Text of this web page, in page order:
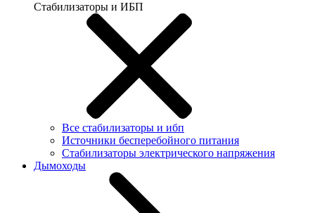
Стабилизаторы и ИБП
Все стабилизаторы и ибп
Источники бесперебойного питания
Стабилизаторы электрического напряжения
Дымоходы